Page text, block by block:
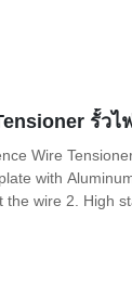
รั้ว
Wire
with
wire 2. High